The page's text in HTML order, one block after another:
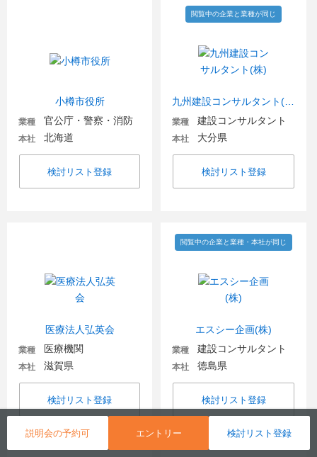
説明会の予約可 エントリー 検討リスト登録
小樽市役所
業種 官公庁・警察・消防
本社 北海道
検討リスト登録
閲覧中の企業と業種が同じ
業種 建設コンサルタント
本社 大分県
検討リスト登録
医療法人弘英会
業種 医療機関
本社 滋賀県
検討リスト登録
エスシー企画(株)
閲覧中の企業と業種・本社が同じ
業種 建設コンサルタント
本社 徳島県
検討リスト登録